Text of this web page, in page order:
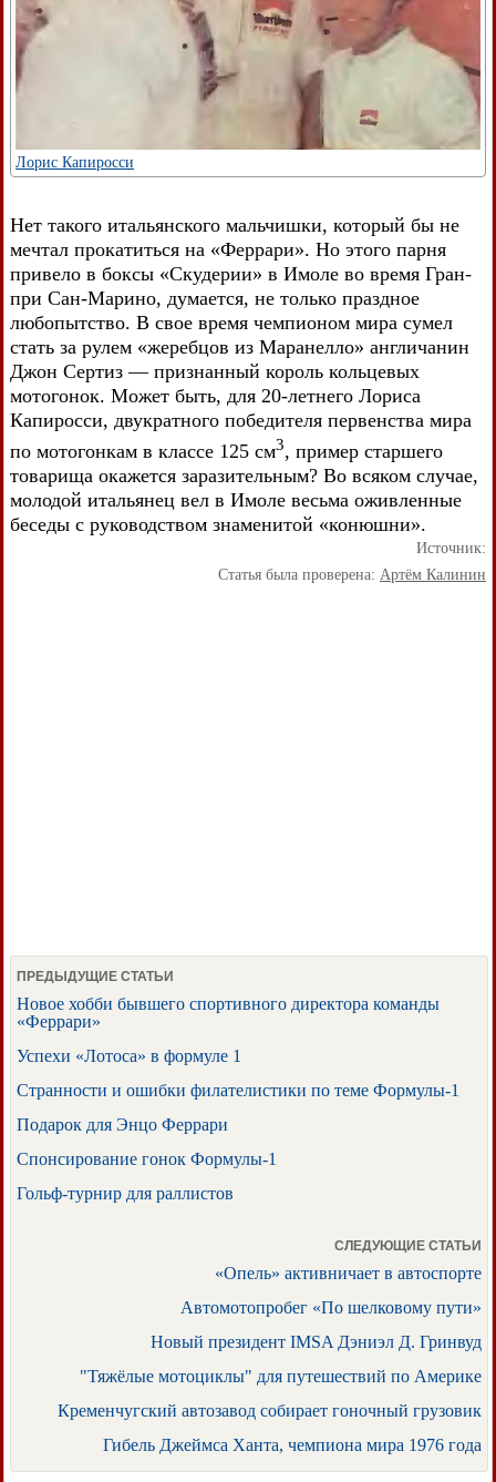
Лорис Капиросси
Нет такого итальянского мальчишки, который бы не
мечтал прокатиться на «Феррари». Но этого парня
привело в боксы «Скудерии» в Имоле во время Гран-
при Сан-Марино, думается, не только праздное
любопытство. В свое время чемпионом мира сумел
стать за рулем «жеребцов из Маранелло» англичанин
Джон Сертиз — признанный король кольцевых
мотогонок. Может быть, для 20-летнего Лориса
Капиросси, двукратного победителя первенства мира
по мотогонкам в классе 125 см3, пример старшего
товарища окажется заразительным? Во всяком случае,
молодой итальянец вел в Имоле весьма оживленные
беседы с руководством знаменитой «конюшни».
Источник:
Статья была проверена: Артём Калинин
ПРЕДЫДУЩИЕ СТАТЬИ
Новое хобби бывшего спортивного директора команды
«Феррари»
Успехи «Лотоса» в формуле 1
Странности и ошибки филателистики по теме Формулы-1
Подарок для Энцо Феррари
Спонсирование гонок Формулы-1
Гольф-турнир для раллистов
СЛЕДУЮЩИЕ СТАТЬИ
«Опель» активничает в автоспорте
Автомотопробег «По шелковому пути»
Новый президент IMSA Дэниэл Д. Гринвуд
"Тяжёлые мотоциклы" для путешествий по Америке
Кременчугский автозавод собирает гоночный грузовик
Гибель Джеймса Ханта, чемпиона мира 1976 года